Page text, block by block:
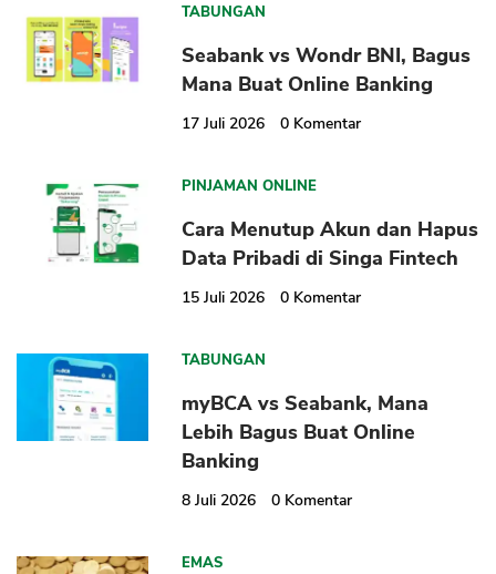
TABUNGAN
Seabank vs Wondr BNI, Bagus
Mana Buat Online Banking
17 Juli 2026 0 Komentar
PINJAMAN ONLINE
Cara Menutup Akun dan Hapus
Data Pribadi di Singa Fintech
15 Juli 2026 0 Komentar
TABUNGAN
myBCA vs Seabank, Mana
Lebih Bagus Buat Online
Banking
8 Juli 2026 0 Komentar
EMAS